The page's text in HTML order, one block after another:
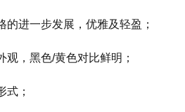
的进一步发展，优雅及轻盈；
观，黑色/黄色对比鲜明；
式；